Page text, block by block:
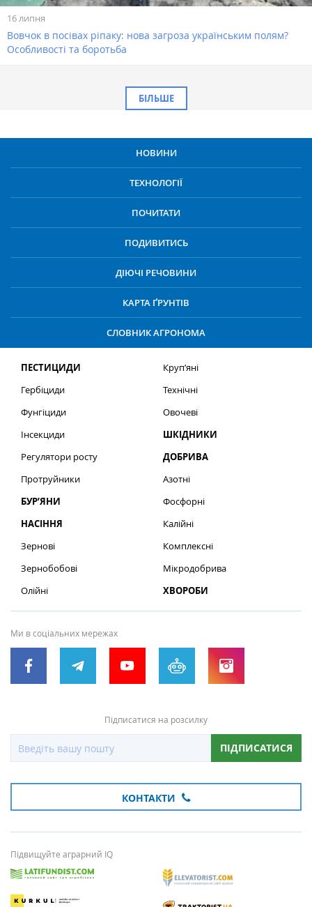
16 липня
Вовчок в посівах ріпаку: нова загроза українським полям?
Особливості та боротьба
БІЛЬШЕ
НОВИНИ
ТЕХНОЛОГІЇ
ПОЧИТАТИ
ПОДИВИТИСЬ
ДІЮЧІ РЕЧОВИНИ
КАРТА ҐРУНТІВ
СЛОВНИК АГРОНОМА
ПЕСТИЦИДИ
Гербіциди
Фунгіциди
Інсекциди
Регулятори росту
Протруйники
БУР’ЯНИ
НАСІННЯ
Зернові
Зернобобові
Олійні
Круп’яні
Технічні
Овочеві
ШКІДНИКИ
ДОБРИВА
Азотні
Фосфорні
Калійні
Комплексні
Мікродобрива
ХВОРОБИ
Ми в соціальних мережах
Підписатися на розсилку
ПІДПИСАТИСЯ
КОНТАКТИ
Підвищуйте аграрний IQ